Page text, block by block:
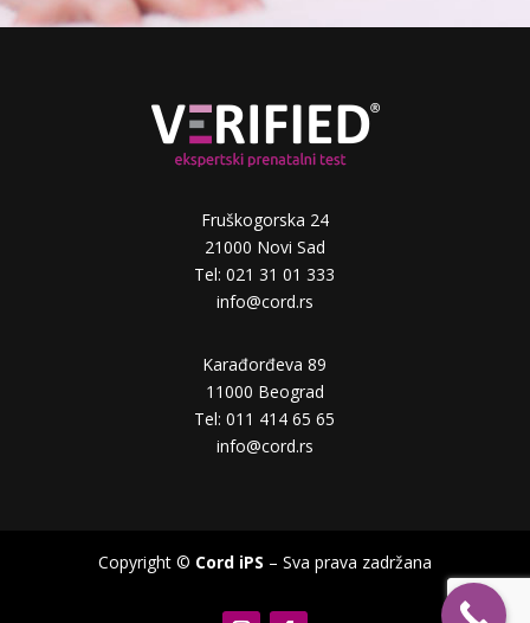
Fruškogorska 24
21000 Novi Sad
Tel: 021 31 01 333
info@cord.rs
Karađorđeva 89
11000 Beograd
Tel: 011 414 65 65
info@cord.rs
Copyright © Cord iPS – Sva prava zadržana